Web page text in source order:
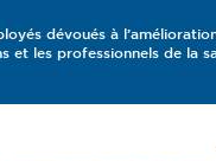
dévoués à
et les professionnels de la